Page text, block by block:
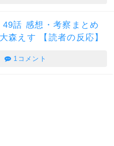
話 感想・考察まとめ
森えす 【読者の反応】
1コメント